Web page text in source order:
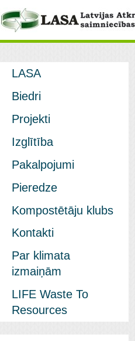
LASA
Biedri
Projekti
Izglītība
Pakalpojumi
Pieredze
Kompostētāju klubs
Kontakti
Par klimata
izmaiņām
LIFE Waste To
Resources